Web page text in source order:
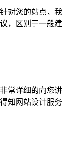
对您的站点，我
，区别于一般建
常详细的向您讲
知网站设计服务